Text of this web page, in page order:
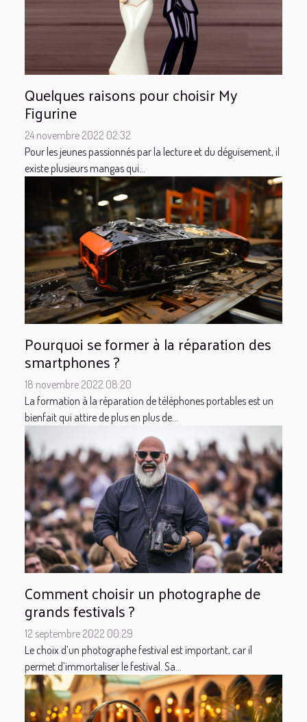
Quelques raisons pour choisir My
Figurine
24 novembre 2022 02:32
Pour les jeunes passionnés par la lecture et du déguisement, il
existe plusieurs mangas qui...
Pourquoi se former à la réparation des
smartphones ?
18 novembre 2022 08:20
La formation à la réparation de téléphones portables est un
bienfait qui attire de plus en plus de...
Comment choisir un photographe de
grands festivals ?
12 septembre 2022 00:29
Le choix d’un photographe festival est important, car il
permet d’immortaliser le festival. Sa...